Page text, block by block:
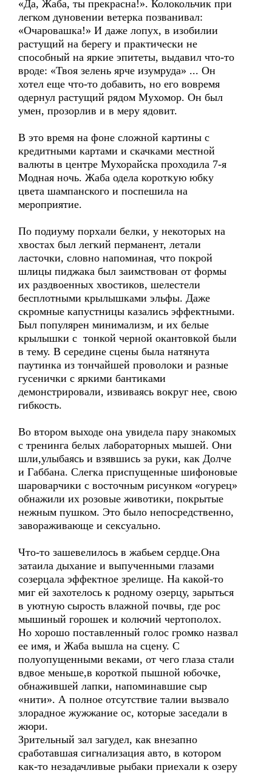
«Да, Жаба, ты прекрасна!». Колокольчик при
легком дуновении ветерка позванивал:
«Очаровашка!» И даже лопух, в изобилии
растущий на берегу и практически не
способный на яркие эпитеты, выдавил что-то
вроде: «Твоя зелень ярче изумруда» ... Он
хотел еще что-то добавить, но его вовремя
одернул растущий рядом Мухомор. Он был
умен, прозорлив и в меру ядовит.
В это время на фоне сложной картины с
кредитными картами и скачками местной
валюты в центре Мухорайска проходила 7-я
Модная ночь. Жаба одела короткую юбку
цвета шампанского и поспешила на
мероприятие.
По подиуму порхали белки, у некоторых на
хвостах был легкий перманент, летали
ласточки, словно напоминая, что покрой
шлицы пиджака был заимствован от формы
их раздвоенных хвостиков, шелестели
бесплотными крылышками эльфы. Даже
скромные капустницы казались эффектными.
Был популярен минимализм, и их белые
крылышки с тонкой черной окантовкой были
в тему. В середине сцены была натянута
паутинка из тончайшей проволоки и разные
гусенички с яркими бантиками
демонстрировали, извиваясь вокруг нее, свою
гибкость.
Во втором выходе она увидела пару знакомых
с тренинга белых лабораторных мышей. Они
шли,улыбаясь и взявшись за руки, как Долче
и Габбана. Слегка приспущенные шифоновые
шароварчики с восточным рисунком «огурец»
обнажили их розовые животики, покрытые
нежным пушком. Это было непосредственно,
завораживающе и сексуально.
Что-то зашевелилось в жабьем сердце.Она
затаила дыхание и выпученными глазами
созерцала эффектное зрелище. На какой-то
миг ей захотелось к родному озерцу, зарыться
в уютную сырость влажной почвы, где рос
мышиный горошек и колючий чертополох.
Но хорошо поставленный голос громко назвал
ее имя, и Жаба вышла на сцену. С
полуопущенными веками, от чего глаза стали
вдвое меньше,в короткой пышной юбочке,
обнажившей лапки, напоминавшие сыр
«нити». А полное отсутствие талии вызвало
злорадное жужжание ос, которые заседали в
жюри.
Зрительный зал загудел, как внезапно
сработавшая сигнализация авто, в котором
как-то незадачливые рыбаки приехали к озеру